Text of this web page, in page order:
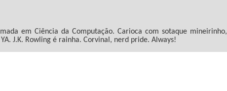
em Ciência da Computação. Carioca com sotaque mineirinho,
J.K. Rowling é rainha. Corvinal, nerd pride. Always!